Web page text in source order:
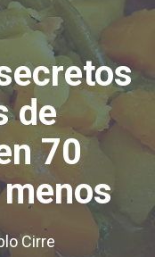
de
70
Cirre